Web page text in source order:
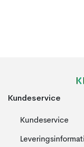
Kundeservice
Kundeservice